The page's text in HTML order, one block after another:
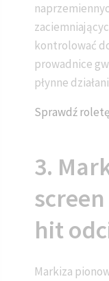
kontrolować
prowadnice
płynne
Sprawdź
3.
screen
hit
Markiza